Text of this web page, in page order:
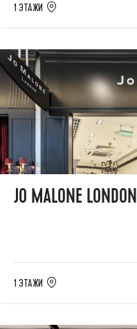
1 ЭТАЖИ
JO MALONE LONDON
1 ЭТАЖИ